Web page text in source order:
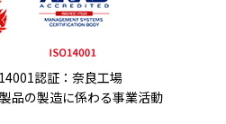
認証：奈良工場
品の製造に係わる事業活動